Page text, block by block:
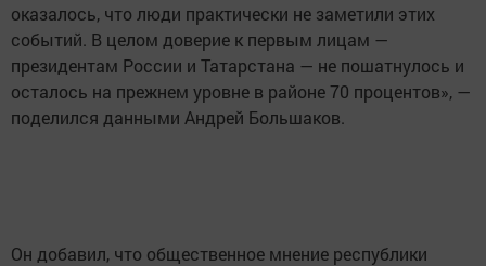
оказалось, что люди практически не заметили этих
событий. В целом доверие к первым лицам —
президентам России и Татарстана — не пошатнулось и
осталось на прежнем уровне в районе 70 процентов», —
поделился данными Андрей Большаков.
Он добавил, что общественное мнение республики